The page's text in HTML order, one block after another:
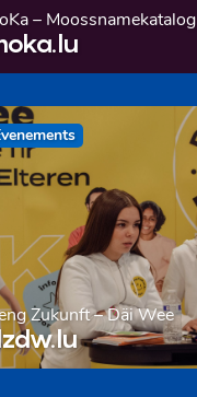
– Moossnamekatalog
Zukunft – Däi Wee